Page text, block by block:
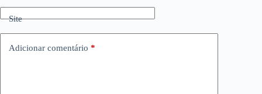
Site
Adicionar comentário *